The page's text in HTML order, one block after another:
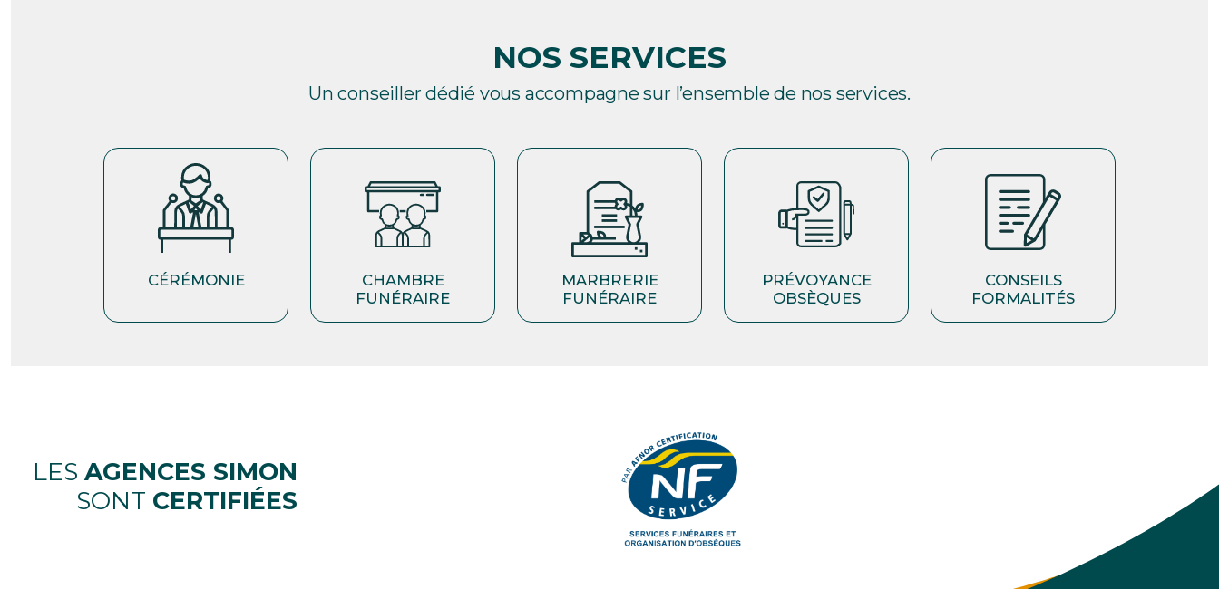
NOS SERVICES
Un conseiller dédié vous accompagne sur l’ensemble de nos services.
CÉRÉMONIE
CHAMBRE
FUNÉRAIRE
MARBRERIE
FUNÉRAIRE
PRÉVOYANCE
OBSÈQUES
CONSEILS
FORMALITÉS
LES AGENCES SIMON
SONT CERTIFIÉES